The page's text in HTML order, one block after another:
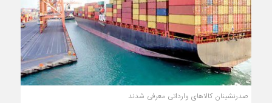
صدرنشینان کالاهای وارداتی معرفی شدند